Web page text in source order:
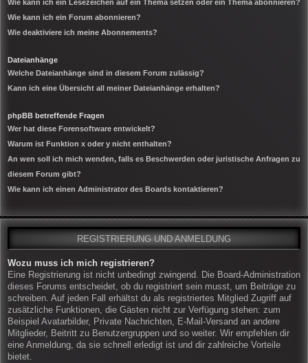
Wie kann ich ein Lesezeichen auf ein Thema setzen oder ein Thema abonnieren?
Wie kann ich ein Forum abonnieren?
Wie deaktiviere ich meine Abonnements?
Dateianhänge
Welche Dateianhänge sind in diesem Forum zulässig?
Kann ich eine Übersicht all meiner Dateianhänge erhalten?
phpBB betreffende Fragen
Wer hat diese Forensoftware entwickelt?
Warum ist Funktion x oder y nicht enthalten?
An wen soll ich mich wenden, falls es Beschwerden oder juristische Anfragen zu
diesem Forum gibt?
Wie kann ich einen Administrator des Boards kontaktieren?
REGISTRIERUNG UND ANMELDUNG
Wozu muss ich mich registrieren?
Eine Registrierung ist nicht unbedingt zwingend. Die Board-Administration
dieses Forums entscheidet, ob du registriert sein musst, um Beiträge zu
schreiben. Auf jeden Fall erhältst du als registriertes Mitglied Zugriff auf
zusätzliche Funktionen, die Gästen nicht zur Verfügung stehen: zum
Beispiel Avatarbilder, Private Nachrichten, E-Mail-Versand an andere
Mitglieder, Beitritt zu Benutzergruppen und so weiter. Wir empfehlen dir
eine Anmeldung, da sie schnell erledigt ist und dir zahlreiche Vorteile
bietet.